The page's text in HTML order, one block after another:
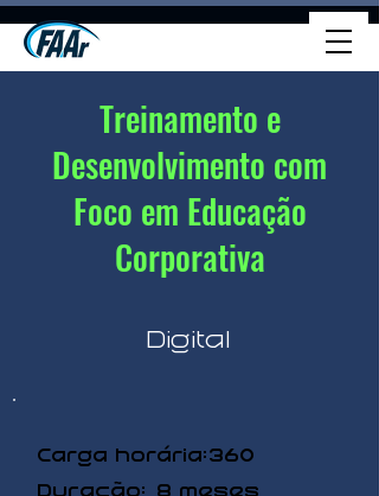
Treinamento e
Desenvolvimento com
Foco em Educação
Corporativa
Digital
Carga horária:360
Duração: 8 meses